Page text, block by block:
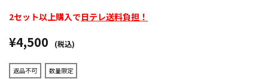
2セット以上購入で日テレ送料負担！
¥4,500 (税込)
返品不可 数量限定